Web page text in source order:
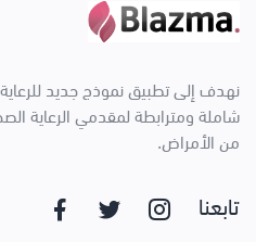
نهدف إلى تطبيق نموذج جديد
شاملة ومترابطة لمقدمي الرعاية
من الأمراض.
تابعنا